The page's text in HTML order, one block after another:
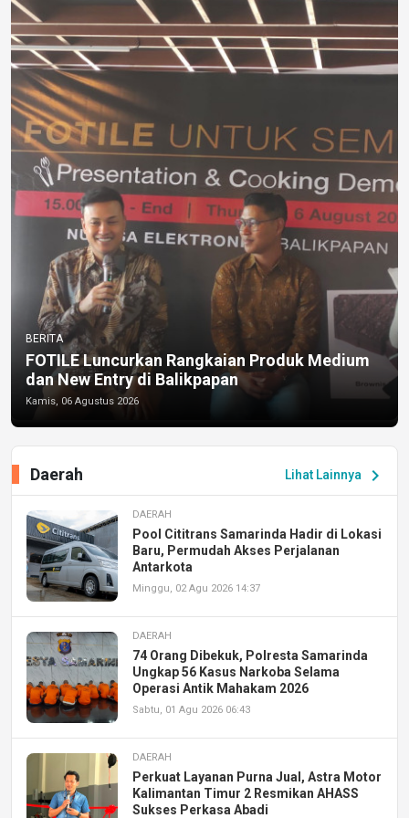
BERITA
FOTILE Luncurkan Rangkaian Produk Medium
dan New Entry di Balikpapan
Kamis, 06 Agustus 2026
Lihat Lainnya chevron_right
Daerah
DAERAH
Pool Cititrans Samarinda Hadir di Lokasi
Baru, Permudah Akses Perjalanan
Antarkota
Minggu, 02 Agu 2026 14:37
DAERAH
74 Orang Dibekuk, Polresta Samarinda
Ungkap 56 Kasus Narkoba Selama
Operasi Antik Mahakam 2026
Sabtu, 01 Agu 2026 06:43
DAERAH
Perkuat Layanan Purna Jual, Astra Motor
Kalimantan Timur 2 Resmikan AHASS
Sukses Perkasa Abadi